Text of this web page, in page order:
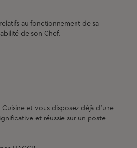
au fonctionnement de sa
de son Chef.
Cuisine et vous disposez déjà d’une
et réussie sur un poste